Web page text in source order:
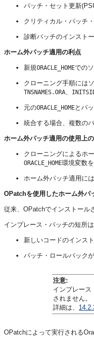
パッチ・セット更新
クリティカル・パッチ
診断パッチのインスト
ホーム外パッチ適用の利点
新規ORACLE_HOMEでの
クローニング手順には
TNSNAMES.ORA、
元のORACLE_HOMEとパ
統合する場合、複数の
ホーム外パッチ適用の使用上
クローニングによるホ
ORACLE_HOME環境変数
ホーム外パッチ適用に
OPatchを使用したホーム外パ
従来、OPatchでインストール
インプレース・パッチの短所
新しいコードのインス
パッチ・ロールバック
注意:
インプレー
されません。
詳細は、
OPatchによって実行される